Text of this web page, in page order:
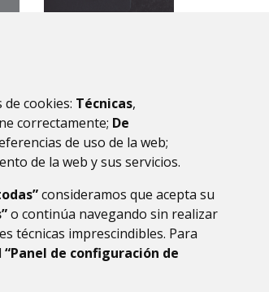
cookies: Técnicas,
correctamente; De
de uso de la web;
de la web y sus servicios.
consideramos que acepta su
o continúa navegando sin realizar
técnicas imprescindibles. Para
“Panel de configuración de
provincial de
huesca